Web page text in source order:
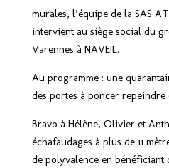
murales, l’équipe de la SAS
intervient au siège social du
Varennes à NAVEIL.
Au programme : une
des portes à poncer repeindre
Bravo à Hélène, Olivier et
échafaudages à plus de 11
de polyvalence en bénéficiant